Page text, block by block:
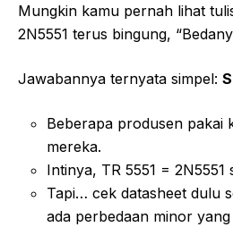
Mungkin kamu pernah lihat
2N5551 terus bingung,
Jawabannya ternyata simpel:
Beberapa produsen pakai
mereka.
Intinya, TR 5551 = 2N5551
Tapi… cek datasheet dulu
ada perbedaan minor